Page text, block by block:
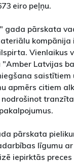
eiro peļņu.
gada pārskata
kompānija
Vienlaikus
Latvijas
saistītiem
apmērs citiem
pārskata
līgumu
iepirktās